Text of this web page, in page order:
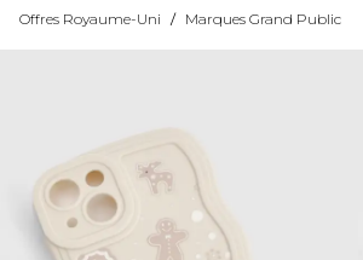
Offres Royaume-Uni / Marques Grand Public